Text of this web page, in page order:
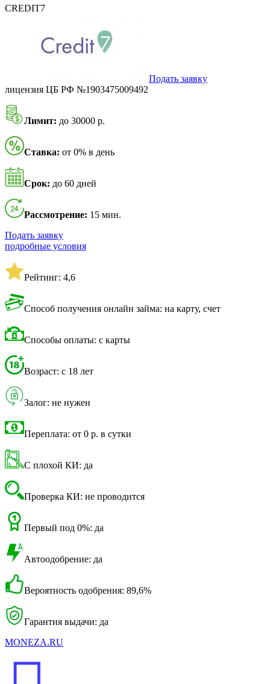
CREDIT7
Подать заявку
лицензия ЦБ РФ №1903475009492
Лимит: до 30000 р.
Ставка: от 0% в день
Срок: до 60 дней
Рассмотрение: 15 мин.
Подать заявку
подробные условия
Рейтинг: 4,6
Способ получения онлайн займа: на карту, счет
Способы оплаты: с карты
Возраст: с 18 лет
Залог: не нужен
Переплата: от 0 р. в сутки
С плохой КИ: да
Проверка КИ: не проводится
Первый под 0%: да
Автоодобрение: да
Вероятность одобрения: 89,6%
Гарантия выдачи: да
MONEZA.RU